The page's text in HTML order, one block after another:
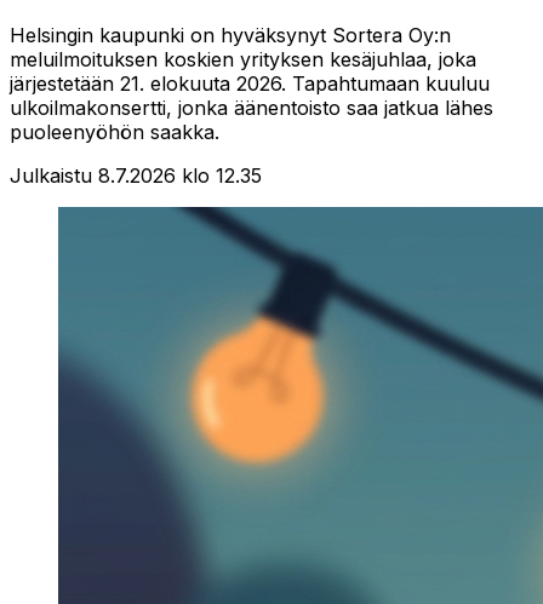
Helsingin kaupunki on hyväksynyt Sortera Oy:n
meluilmoituksen koskien yrityksen kesäjuhlaa, joka
järjestetään 21. elokuuta 2026. Tapahtumaan kuuluu
ulkoilmakonsertti, jonka äänentoisto saa jatkua lähes
puoleenyöhön saakka.
Julkaistu 8.7.2026 klo 12.35